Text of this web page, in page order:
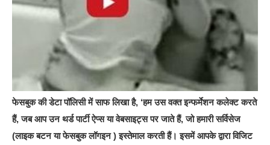
फेसबुक की डेटा पॉलिसी में साफ लिखा है, ‘हम उस वक्त इन्फर्मेशन कलेक्ट करते
हैं, जब आप उन थर्ड पार्टी ऐप्स या वेबसाइट्स पर जाते हैं, जो हमारी सर्विसेज
(लाइक बटन या फेसबुक लॉगइन ) इस्तेमाल करती हैं। इसमें आपके द्वारा विजिट